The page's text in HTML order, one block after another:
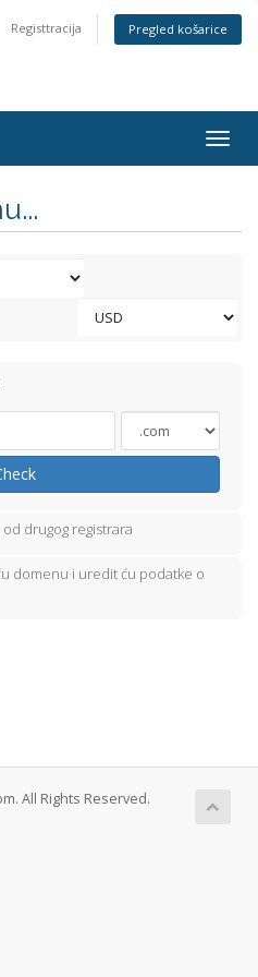
Registtracija Pregled košarice
drugog registrara
domenu i uredit ću podatke o
All Rights Reserved.